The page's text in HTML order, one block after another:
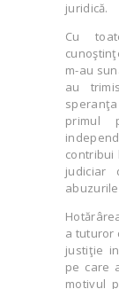
juridică.
Cu
m-au
au
primul
contribui
judiciar
a tuturor
justiţie
pe care
motivul